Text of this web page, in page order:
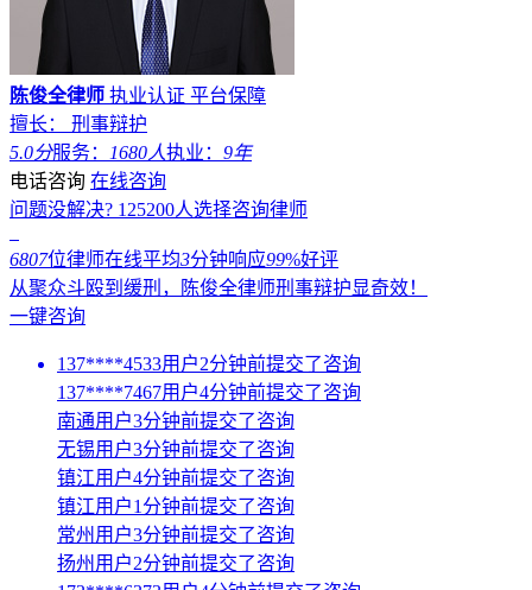
陈俊全律师 执业认证 平台保障
擅长： 刑事辩护
5.0分服务： 1680人执业： 9年
电话咨询 在线咨询
问题没解决? 125200人选择咨询律师
6807位律师在线平均3分钟响应99%好评
从聚众斗殴到缓刑，陈俊全律师刑事辩护显奇效！
一键咨询
137****4533用户2分钟前提交了咨询
137****7467用户4分钟前提交了咨询
南通用户3分钟前提交了咨询
无锡用户3分钟前提交了咨询
镇江用户4分钟前提交了咨询
镇江用户1分钟前提交了咨询
常州用户3分钟前提交了咨询
扬州用户2分钟前提交了咨询